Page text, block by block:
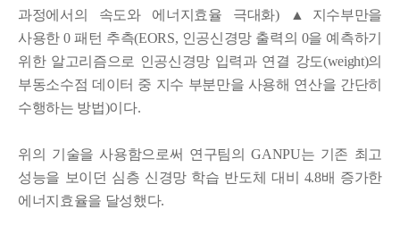
과정에서의 속도와 에너지효율 극대화) ▲지수부만을
사용한 0 패턴 추측(EORS, 인공신경망 출력의 0을 예측하기
위한 알고리즘으로 인공신경망 입력과 연결 강도(weight)의
부동소수점 데이터 중 지수 부분만을 사용해 연산을 간단히
수행하는 방법)이다.
위의 기술을 사용함으로써 연구팀의 GANPU는 기존 최고
성능을 보이던 심층 신경망 학습 반도체 대비 4.8배 증가한
에너지효율을 달성했다.